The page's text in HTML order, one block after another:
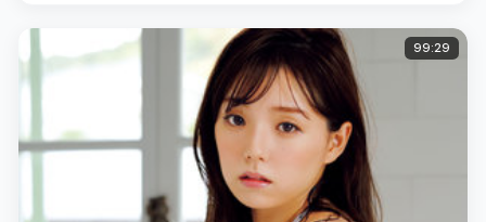
99:29